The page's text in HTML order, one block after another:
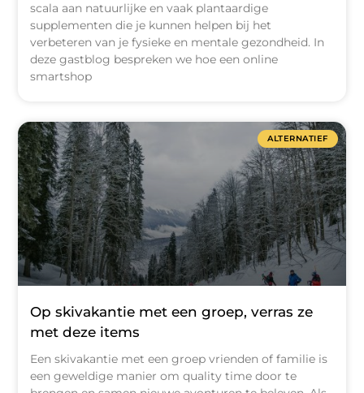
scala aan natuurlijke en vaak plantaardige
supplementen die je kunnen helpen bij het
verbeteren van je fysieke en mentale gezondheid. In
deze gastblog bespreken we hoe een online
smartshop
ALTERNATIEF
Op skivakantie met een groep, verras ze
met deze items
Een skivakantie met een groep vrienden of familie is
een geweldige manier om quality time door te